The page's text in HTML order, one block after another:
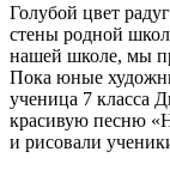
Голубой цвет
стены родной
нашей школе, мы
Пока юные
ученица 7 класса
красивую песню
и рисовали